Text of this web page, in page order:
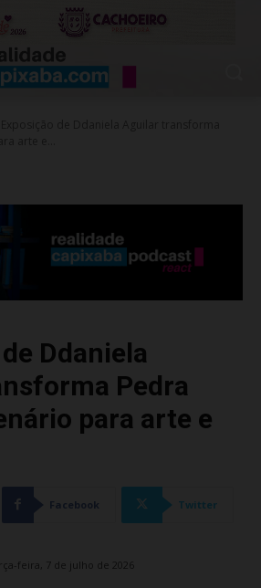
Ddaniela
Pedra
para arte e
Facebook Twitter
feira, 7 de julho de 2026